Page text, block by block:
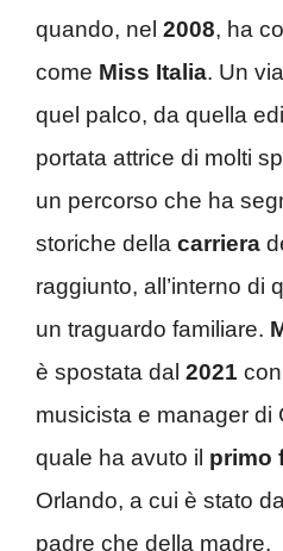
quando, nel 2008, ha
come Miss Italia. Un
quel palco, da quella
portata attrice di molti
un percorso che ha
storiche della carriera
raggiunto, all’interno di
un traguardo familiare.
è spostata dal 2021 con
musicista e manager di
quale ha avuto il primo
Orlando, a cui è stato
padre che della madre.